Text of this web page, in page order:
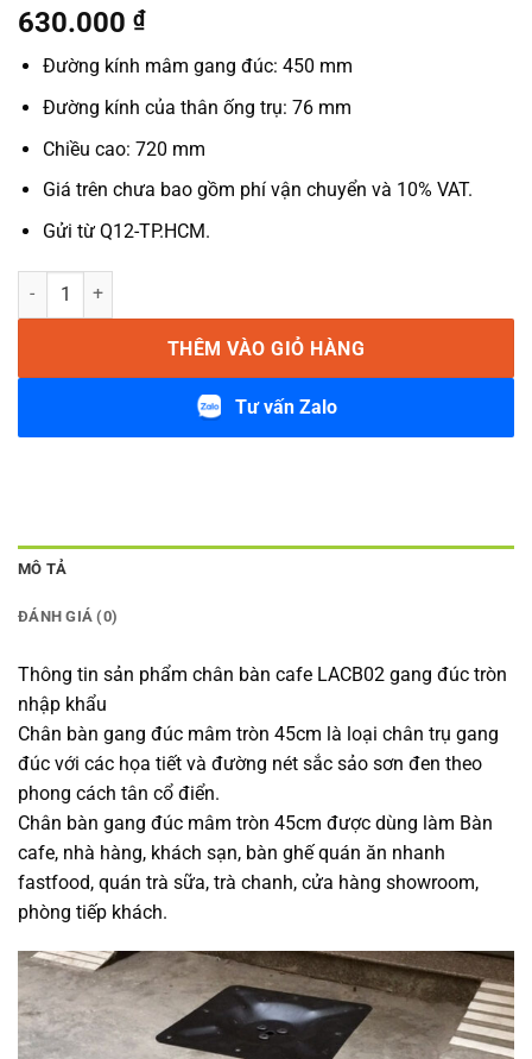
630.000 ₫
Đường kính mâm gang đúc: 450 mm
Đường kính của thân ống trụ: 76 mm
Chiều cao: 720 mm
Giá trên chưa bao gồm phí vận chuyển và 10% VAT.
Gửi từ Q12-TP.HCM.
Chân Bàn Cafe Gang Đúc Tròn Nhập Khẩu LACB02 số lượng
THÊM VÀO GIỎ HÀNG
Tư vấn Zalo
MÔ TẢ
ĐÁNH GIÁ (0)
Thông tin sản phẩm chân bàn cafe LACB02 gang đúc tròn
nhập khẩu
Chân bàn gang đúc mâm tròn 45cm là loại chân trụ gang
đúc với các họa tiết và đường nét sắc sảo sơn đen theo
phong cách tân cổ điển.
Chân bàn gang đúc mâm tròn 45cm được dùng làm Bàn
cafe, nhà hàng, khách sạn, bàn ghế quán ăn nhanh
fastfood, quán trà sữa, trà chanh, cửa hàng showroom,
phòng tiếp khách.